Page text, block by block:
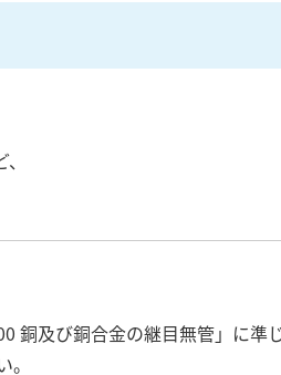
及び銅合金の継目無管」に準じ